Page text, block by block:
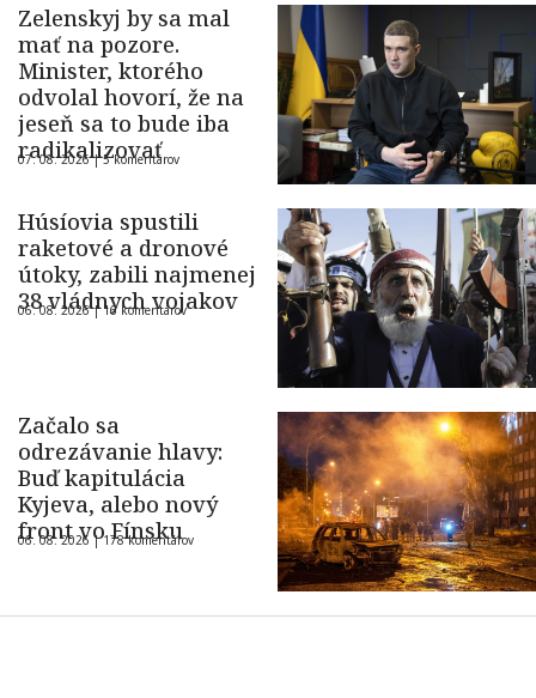
Zelenskyj by sa mal
mať na pozore.
Minister, ktorého
odvolal hovorí, že na
jeseň sa to bude iba
radikalizovať
07. 08. 2026 |5 komentárov
Húsíovia spustili
raketové a dronové
útoky, zabili najmenej
38 vládnych vojakov
06. 08. 2026 |16 komentárov
Začalo sa
odrezávanie hlavy:
Buď kapitulácia
Kyjeva, alebo nový
front vo Fínsku
06. 08. 2026 |178 komentárov